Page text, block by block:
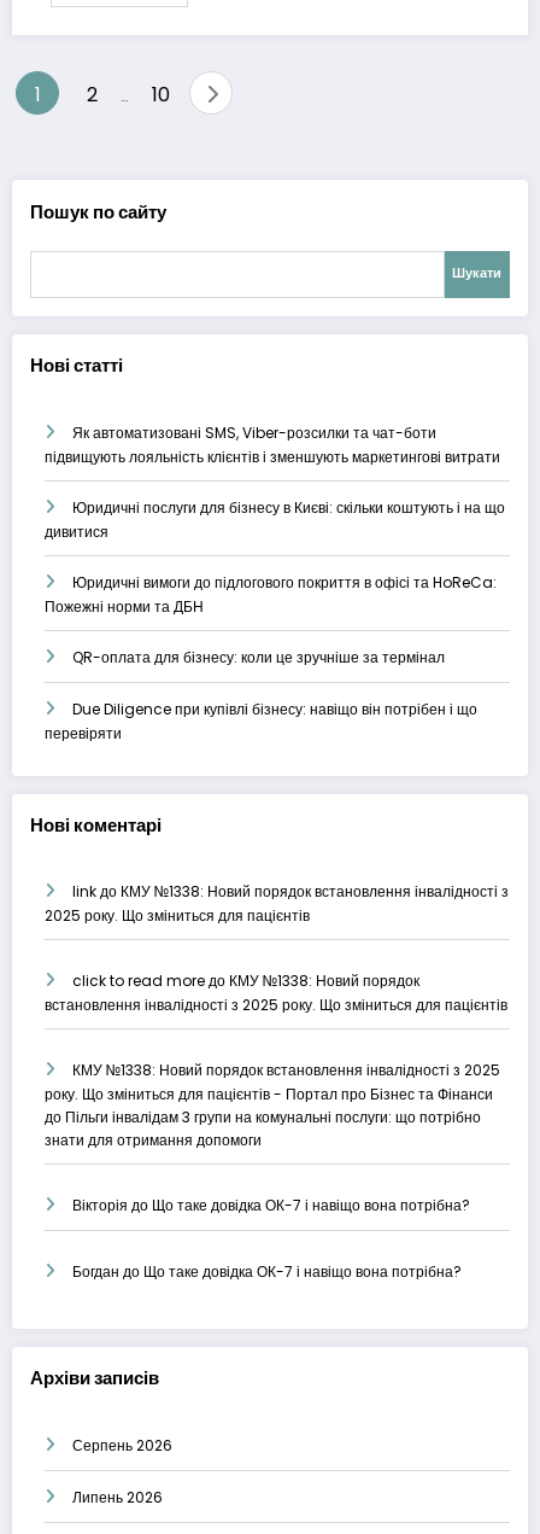
Пагінація
1 2 … 10
Пошук по сайту
Шукати
Нові статті
Як автоматизовані SMS, Viber-розсилки та чат-боти
підвищують лояльність клієнтів і зменшують маркетингові витрати
Юридичні послуги для бізнесу в Києві: скільки коштують і на що
дивитися
Юридичні вимоги до підлогового покриття в офісі та HoReCa:
Пожежні норми та ДБН
QR-оплата для бізнесу: коли це зручніше за термінал
Due Diligence при купівлі бізнесу: навіщо він потрібен і що
перевіряти
Нові коментарі
linkдо КМУ №1338: Новий порядок встановлення інвалідності з
2025 року. Що зміниться для пацієнтів
click to read moreдо КМУ №1338: Новий порядок
встановлення інвалідності з 2025 року. Що зміниться для пацієнтів
КМУ №1338: Новий порядок встановлення інвалідності з 2025
року. Що зміниться для пацієнтів - Портал про Бізнес та Фінанси
до Пільги інвалідам 3 групи на комунальні послуги: що потрібно
знати для отримання допомоги
Вікторія до Що таке довідка ОК-7 і навіщо вона потрібна?
Богдан до Що таке довідка ОК-7 і навіщо вона потрібна?
Архіви записів
Серпень 2026
Липень 2026